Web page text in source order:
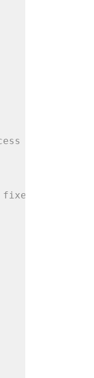
/
en bas)